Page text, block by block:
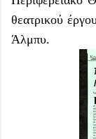
θεατρικού
Άλμπυ.